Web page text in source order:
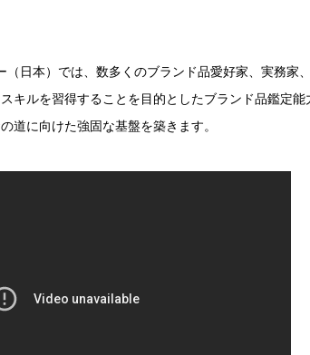
日本）では、数多くのブランド品愛好家、実務家
キルを習得することを目的としたブランド品鑑定能
道に向けた強固な基盤を築きます。